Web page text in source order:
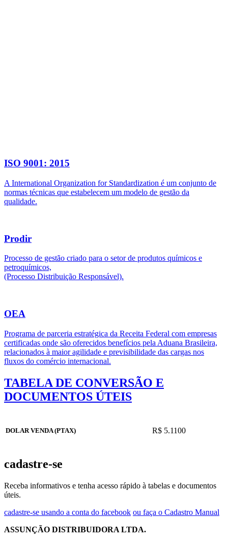
ISO 9001: 2015
A International Organization for Standardization é um conjunto de
normas técnicas que estabelecem um modelo de gestão da
qualidade.
Prodir
Processo de gestão criado para o setor de produtos químicos e
petroquímicos,
(Processo Distribuição Responsável).
OEA
Programa de parceria estratégica da Receita Federal com empresas
certificadas onde são oferecidos benefícios pela Aduana Brasileira,
relacionados à maior agilidade e previsibilidade das cargas nos
fluxos do comércio internacional.
TABELA DE CONVERSÃO E
DOCUMENTOS ÚTEIS
DOLAR VENDA (PTAX) R$ 5.1100
cadastre-se
Receba informativos e tenha acesso rápido à tabelas e documentos
úteis.
cadastre-se usando a conta do facebook ou faça o Cadastro Manual
ASSUNÇÃO DISTRIBUIDORA LTDA.